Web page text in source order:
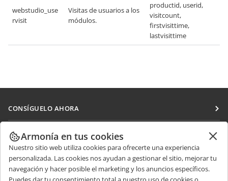
webstudio_use
rvisit
Visitas de usuarios a los
módulos.
productid, userid,
visitcount,
firstvisittime,
lastvisittime
CONSÍGUELO AHORA
Docs
DocSpace
Workspace
Conectores
COLABORAR
Para colaboradores
Para traductores
RECIBIR NOTICIAS
Blog
Armonía en tus cookies
Nuestro sitio web utiliza cookies para ofrecerte una experiencia
personalizada. Las cookies nos ayudan a gestionar el sitio, mejorar tu
navegación y hacer posible el marketing y los anuncios específicos.